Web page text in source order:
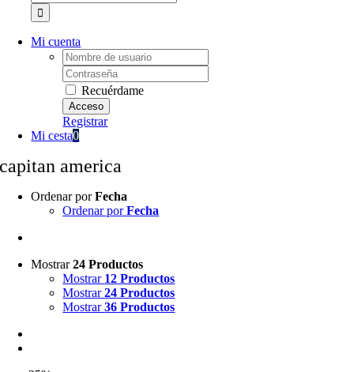
Mi cuenta
Username:
Password:
Recuérdame
Registrar
Mi cesta0
capitan america
Ordenar porFecha
Ordenar porFecha
Mostrar24 Productos
Mostrar 12 Productos
Mostrar24 Productos
Mostrar36 Productos